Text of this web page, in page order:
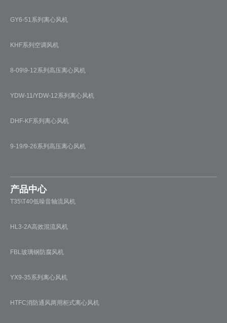
GY6-51系列离心风机
KHF系列空调风机
8-09\9-12系列高压离心风机
YDW-11/YDW-12系列离心风机
DHF-KF系列离心风机
9-19/9-26系列高压离心风机
产品中心
T35\T40低噪音轴流风机
HL3-2A高效混流风机
FBL玻璃钢防腐风机
YX9-35系列离心风机
HTFC消防通风两用柜式离心风机